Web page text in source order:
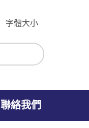
字體大小
聯絡我們